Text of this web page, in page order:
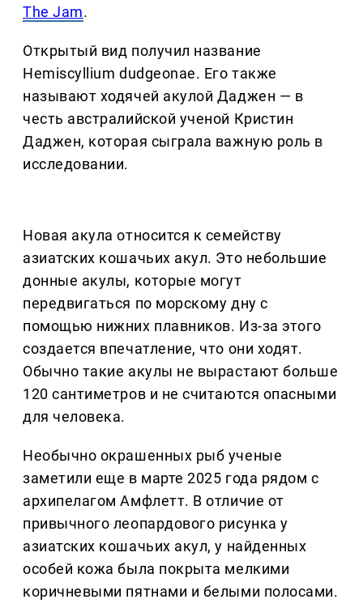
The Jam.
Открытый вид получил название
Hemiscyllium dudgeonae. Его также
называют ходячей акулой Даджен — в
честь австралийской ученой Кристин
Даджен, которая сыграла важную роль в
исследовании.
Новая акула относится к семейству
азиатских кошачьих акул. Это небольшие
донные акулы, которые могут
передвигаться по морскому дну с
помощью нижних плавников. Из-за этого
создается впечатление, что они ходят.
Обычно такие акулы не вырастают больше
120 сантиметров и не считаются опасными
для человека.
Необычно окрашенных рыб ученые
заметили еще в марте 2025 года рядом с
архипелагом Амфлетт. В отличие от
привычного леопардового рисунка у
азиатских кошачьих акул, у найденных
особей кожа была покрыта мелкими
коричневыми пятнами и белыми полосами.